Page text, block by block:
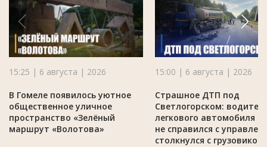
15:25 | 6 августа | 2026
В Гомеле появилось уютное
общественное уличное
пространство «Зелёный
маршрут «Волотова»
15:00 | 6 августа | 2026
Страшное ДТП под
Светлогорском:
легкового автомобиля
не справился с
столкнулся с